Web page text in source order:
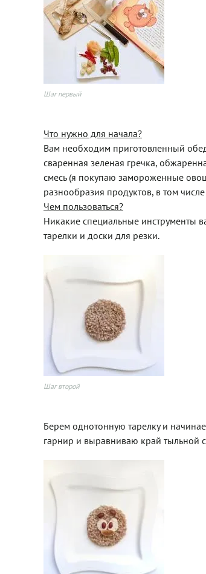
Шаг первый
Что нужно для начала?
Вам необходим приготовленный
сваренная зеленая гречка,
смесь (я покупаю замороженные
разнообразия продуктов, в том
Чем пользоваться?
Никакие специальные инструменты
тарелки и доски для резки.
Шаг второй
Берем однотонную тарелку и
гарнир и выравниваю край тыльной